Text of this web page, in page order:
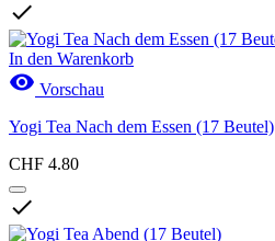

In den Warenkorb
 Vorschau
Yogi Tea Nach dem Essen (17 Beutel)
CHF 4.80
